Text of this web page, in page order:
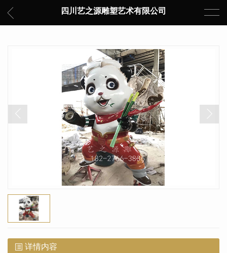
四川艺之源雕塑艺术有限公司
详情内容